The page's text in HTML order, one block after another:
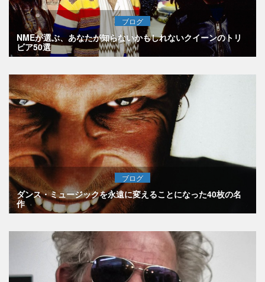
ブログ
NMEが選ぶ、あなたが知らないかもしれないクイーンのトリ
ビア50選
ブログ
ダンス・ミュージックを永遠に変えることになった40枚の名
作